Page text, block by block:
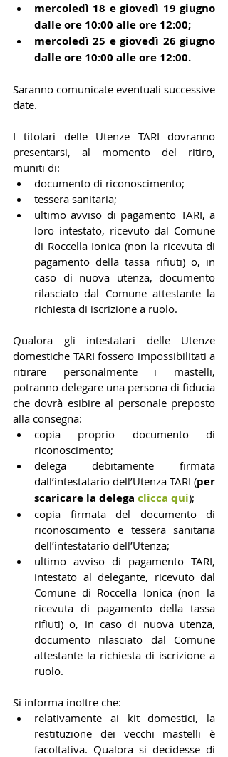
mercoledì 18 e giovedì 19 giugno
dalle ore 10:00 alle ore 12:00;
mercoledì 25 e giovedì 26 giugno
dalle ore 10:00 alle ore 12:00.
Saranno comunicate eventuali successive
date.
I titolari delle Utenze TARI dovranno
presentarsi, al momento del ritiro,
muniti di:
documento di riconoscimento;
tessera sanitaria;
ultimo avviso di pagamento TARI, a
loro intestato, ricevuto dal Comune
di Roccella Ionica (non la ricevuta di
pagamento della tassa rifiuti) o, in
caso di nuova utenza, documento
rilasciato dal Comune attestante la
richiesta di iscrizione a ruolo.
Qualora gli intestatari delle Utenze
domestiche TARI fossero impossibilitati a
ritirare personalmente i mastelli,
potranno delegare una persona di fiducia
che dovrà esibire al personale preposto
alla consegna:
copia proprio documento di
riconoscimento;
delega debitamente firmata
dall’intestatario dell’Utenza TARI (per
scaricare la delega clicca qui);
copia firmata del documento di
riconoscimento e tessera sanitaria
dell’intestatario dell’Utenza;
ultimo avviso di pagamento TARI,
intestato al delegante, ricevuto dal
Comune di Roccella Ionica (non la
ricevuta di pagamento della tassa
rifiuti) o, in caso di nuova utenza,
documento rilasciato dal Comune
attestante la richiesta di iscrizione a
ruolo.
Si informa inoltre che:
relativamente ai kit domestici, la
restituzione dei vecchi mastelli è
facoltativa. Qualora si decidesse di